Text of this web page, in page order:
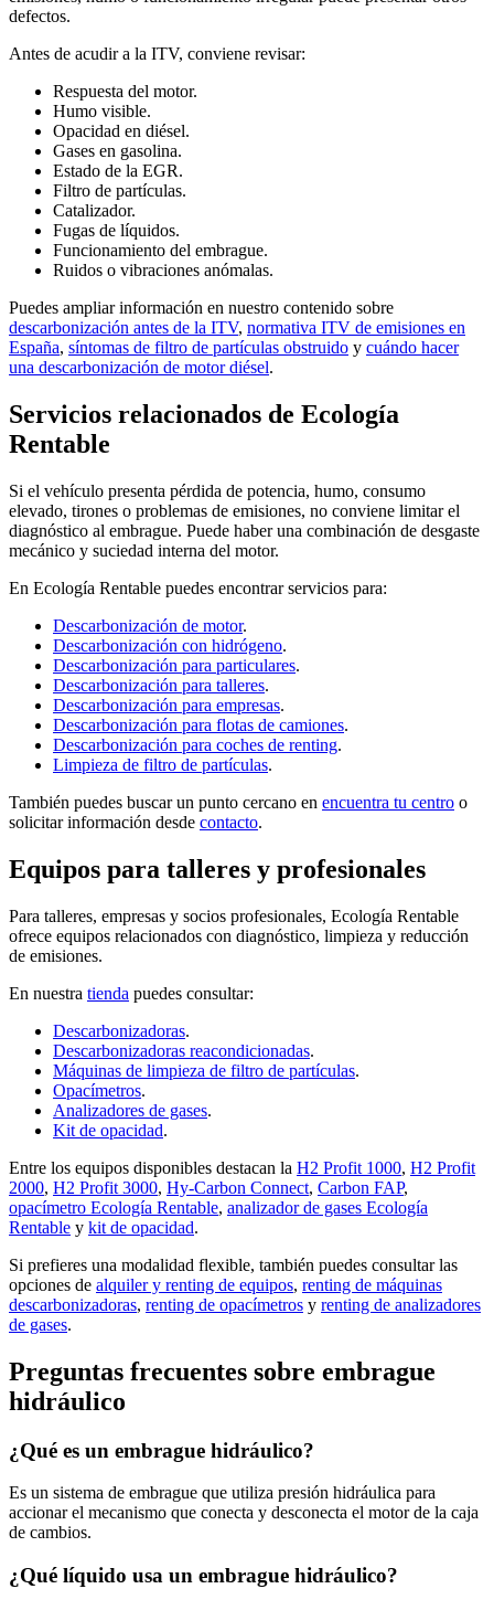
defectos.
Antes de acudir a la ITV, conviene revisar:
Respuesta del motor.
Humo visible.
Opacidad en diésel.
Gases en gasolina.
Estado de la EGR.
Filtro de partículas.
Catalizador.
Fugas de líquidos.
Funcionamiento del embrague.
Ruidos o vibraciones anómalas.
Puedes ampliar información en nuestro contenido sobre
descarbonización antes de la ITV, normativa ITV de emisiones en
España, síntomas de filtro de partículas obstruido y cuándo hacer
una descarbonización de motor diésel.
Servicios relacionados de Ecología
Rentable
Si el vehículo presenta pérdida de potencia, humo, consumo
elevado, tirones o problemas de emisiones, no conviene limitar el
diagnóstico al embrague. Puede haber una combinación de desgaste
mecánico y suciedad interna del motor.
En Ecología Rentable puedes encontrar servicios para:
Descarbonización de motor.
Descarbonización con hidrógeno.
Descarbonización para particulares.
Descarbonización para talleres.
Descarbonización para empresas.
Descarbonización para flotas de camiones.
Descarbonización para coches de renting.
Limpieza de filtro de partículas.
También puedes buscar un punto cercano en encuentra tu centro o
solicitar información desde contacto.
Equipos para talleres y profesionales
Para talleres, empresas y socios profesionales, Ecología Rentable
ofrece equipos relacionados con diagnóstico, limpieza y reducción
de emisiones.
En nuestra tienda puedes consultar:
Descarbonizadoras.
Descarbonizadoras reacondicionadas.
Máquinas de limpieza de filtro de partículas.
Opacímetros.
Analizadores de gases.
Kit de opacidad.
Entre los equipos disponibles destacan la H2 Profit 1000, H2 Profit
2000, H2 Profit 3000, Hy-Carbon Connect, Carbon FAP,
opacímetro Ecología Rentable, analizador de gases Ecología
Rentable y kit de opacidad.
Si prefieres una modalidad flexible, también puedes consultar las
opciones de alquiler y renting de equipos, renting de máquinas
descarbonizadoras, renting de opacímetros y renting de analizadores
de gases.
Preguntas frecuentes sobre embrague
hidráulico
¿Qué es un embrague hidráulico?
Es un sistema de embrague que utiliza presión hidráulica para
accionar el mecanismo que conecta y desconecta el motor de la caja
de cambios.
¿Qué líquido usa un embrague hidráulico?